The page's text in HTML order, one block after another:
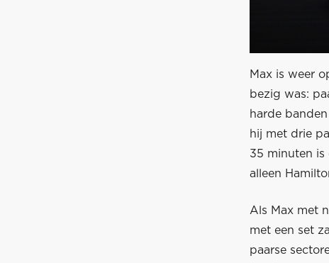
Max is weer
bezig was:
harde
hij met drie
35 minuten is
alleen
Als Max met
met een set
paarse